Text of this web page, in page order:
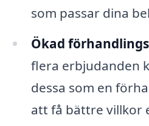
som passar dina
Ökad
flera erbjudanden
dessa som en
att få bättre villkor